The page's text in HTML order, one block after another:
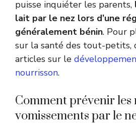
puisse inquiéter les parents,
lait par le nez lors d’une
généralement bénin. Pour
sur la santé des tout-petits,
articles sur le
nourrisson.
Comment prévenir les
vomissements par le